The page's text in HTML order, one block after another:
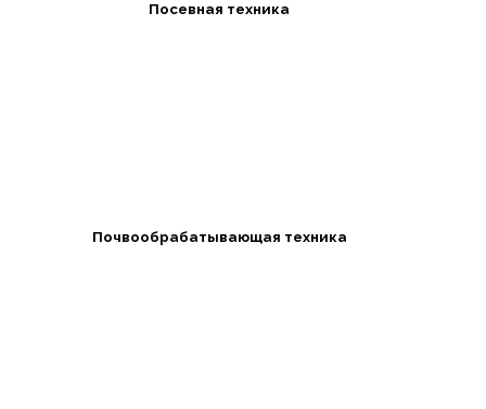
Посевная техника
Почвообрабатывающая техника